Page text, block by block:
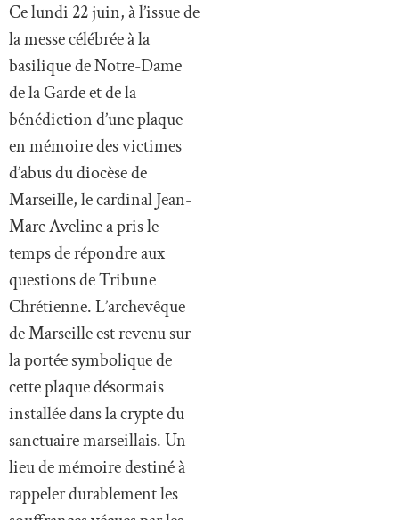
Ce lundi 22 juin, à l’issue de
la messe célébrée à la
basilique de Notre-Dame
de la Garde et de la
bénédiction d’une plaque
en mémoire des victimes
d’abus du diocèse de
Marseille, le cardinal Jean-
Marc Aveline a pris le
temps de répondre aux
questions de Tribune
Chrétienne. L’archevêque
de Marseille est revenu sur
la portée symbolique de
cette plaque désormais
installée dans la crypte du
sanctuaire marseillais. Un
lieu de mémoire destiné à
rappeler durablement les